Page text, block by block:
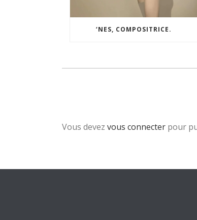
‘NES, COMPOSITRICE.
Vous devez vous connecter pour